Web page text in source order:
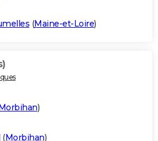
(Maine-et-Loire)
)
(Morbihan)